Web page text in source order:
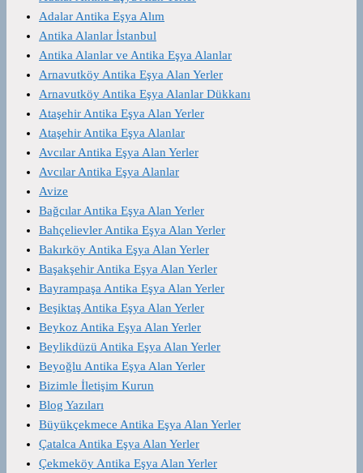
Adalar Antika Eşya Alım
Antika Alanlar İstanbul
Antika Alanlar ve Antika Eşya Alanlar
Arnavutköy Antika Eşya Alan Yerler
Arnavutköy Antika Eşya Alanlar Dükkanı
Ataşehir Antika Eşya Alan Yerler
Ataşehir Antika Eşya Alanlar
Avcılar Antika Eşya Alan Yerler
Avcılar Antika Eşya Alanlar
Avize
Bağcılar Antika Eşya Alan Yerler
Bahçelievler Antika Eşya Alan Yerler
Bakırköy Antika Eşya Alan Yerler
Başakşehir Antika Eşya Alan Yerler
Bayrampaşa Antika Eşya Alan Yerler
Beşiktaş Antika Eşya Alan Yerler
Beykoz Antika Eşya Alan Yerler
Beylikdüzü Antika Eşya Alan Yerler
Beyoğlu Antika Eşya Alan Yerler
Bizimle İletişim Kurun
Blog Yazıları
Büyükçekmece Antika Eşya Alan Yerler
Çatalca Antika Eşya Alan Yerler
Çekmeköy Antika Eşya Alan Yerler